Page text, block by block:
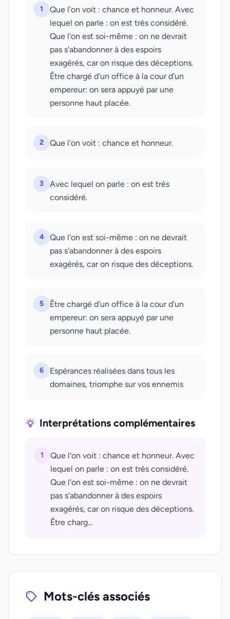
1
Que l'on voit : chance et honneur. Avec
lequel on parle : on est très considéré.
Que l'on est soi-même : on ne devrait
pas s'abandonner à des espoirs
exagérés, car on risque des déceptions.
Être chargé d'un office à la cour d'un
empereur: on sera appuyé par une
personne haut placée.
2 Que l'on voit : chance et honneur.
3
Avec lequel on parle : on est très
considéré.
4
Que l'on est soi-même : on ne devrait
pas s'abandonner à des espoirs
exagérés, car on risque des déceptions.
5
Être chargé d'un office à la cour d'un
empereur: on sera appuyé par une
personne haut placée.
6
Espérances réalisées dans tous les
domaines, triomphe sur vos ennemis
Interprétations complémentaires
1
Que l'on voit : chance et honneur. Avec
lequel on parle : on est très considéré.
Que l'on est soi-même : on ne devrait
pas s'abandonner à des espoirs
exagérés, car on risque des déceptions.
Être charg...
Mots-clés associés